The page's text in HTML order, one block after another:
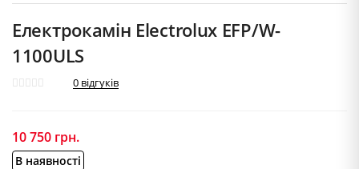
Електрокамін Electrolux EFP/W-
1100ULS
0 відгуків
10 750 грн.
В наявності